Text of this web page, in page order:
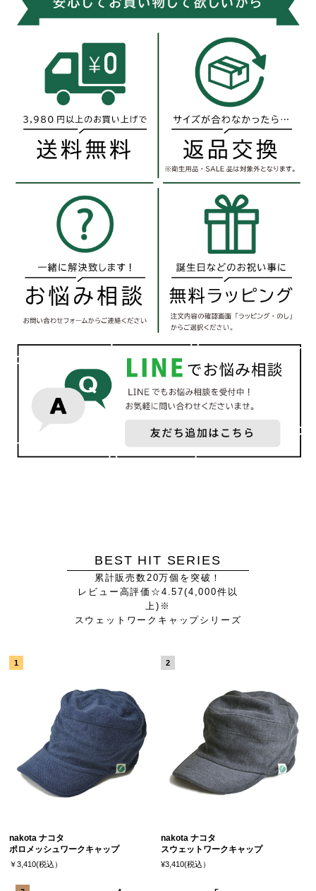
BEST HIT SERIES
累計販売数20万個を突破！
レビュー高評価☆4.57(4,000件以
上)※
スウェットワークキャップシリーズ
nakota ナコタ
ポロメッシュワークキャップ
￥3,410(税込）
nakota ナコタ
スウェットワークキャップ
¥3,410(税込）